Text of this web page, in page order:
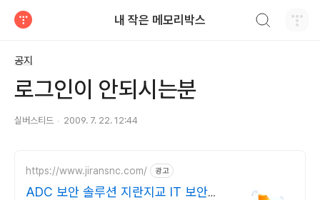
내 작은 메모리박스
공지
로그인이 안되시는분
실버스티드 2009. 7. 22. 12:44
https://www.jiransnc.com/ 광고
ADC 보안 솔루션 지란지교 IT 보안솔